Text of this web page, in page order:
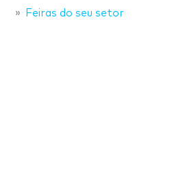
Feiras do seu setor